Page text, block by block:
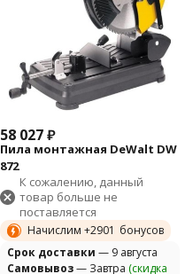
58 027₽
Пила монтажная DeWalt DW
872
К сожалению, данный
товар больше не
поставляется
Начислим +2901 бонусов
Cрок доставки — 9 августа
Самовывоз— Завтра (скидка